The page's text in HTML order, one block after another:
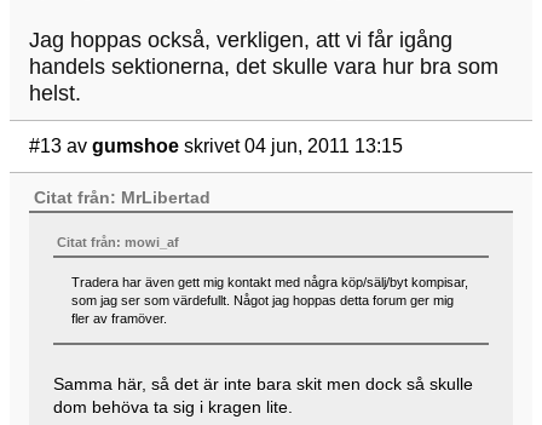
Jag hoppas också, verkligen, att vi får igång
handels sektionerna, det skulle vara hur bra som
helst.
#13 av gumshoe skrivet 04 jun, 2011 13:15
Citat från: MrLibertad
Citat från: mowi_af
Tradera har även gett mig kontakt med några köp/sälj/byt kompisar,
som jag ser som värdefullt. Något jag hoppas detta forum ger mig
fler av framöver.
Samma här, så det är inte bara skit men dock så skulle
dom behöva ta sig i kragen lite.